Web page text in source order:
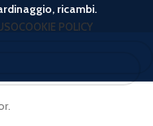
ricambi.
COOKIE POLICY